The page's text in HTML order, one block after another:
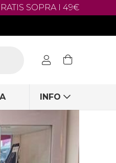
SOPRA I 49€
INFO